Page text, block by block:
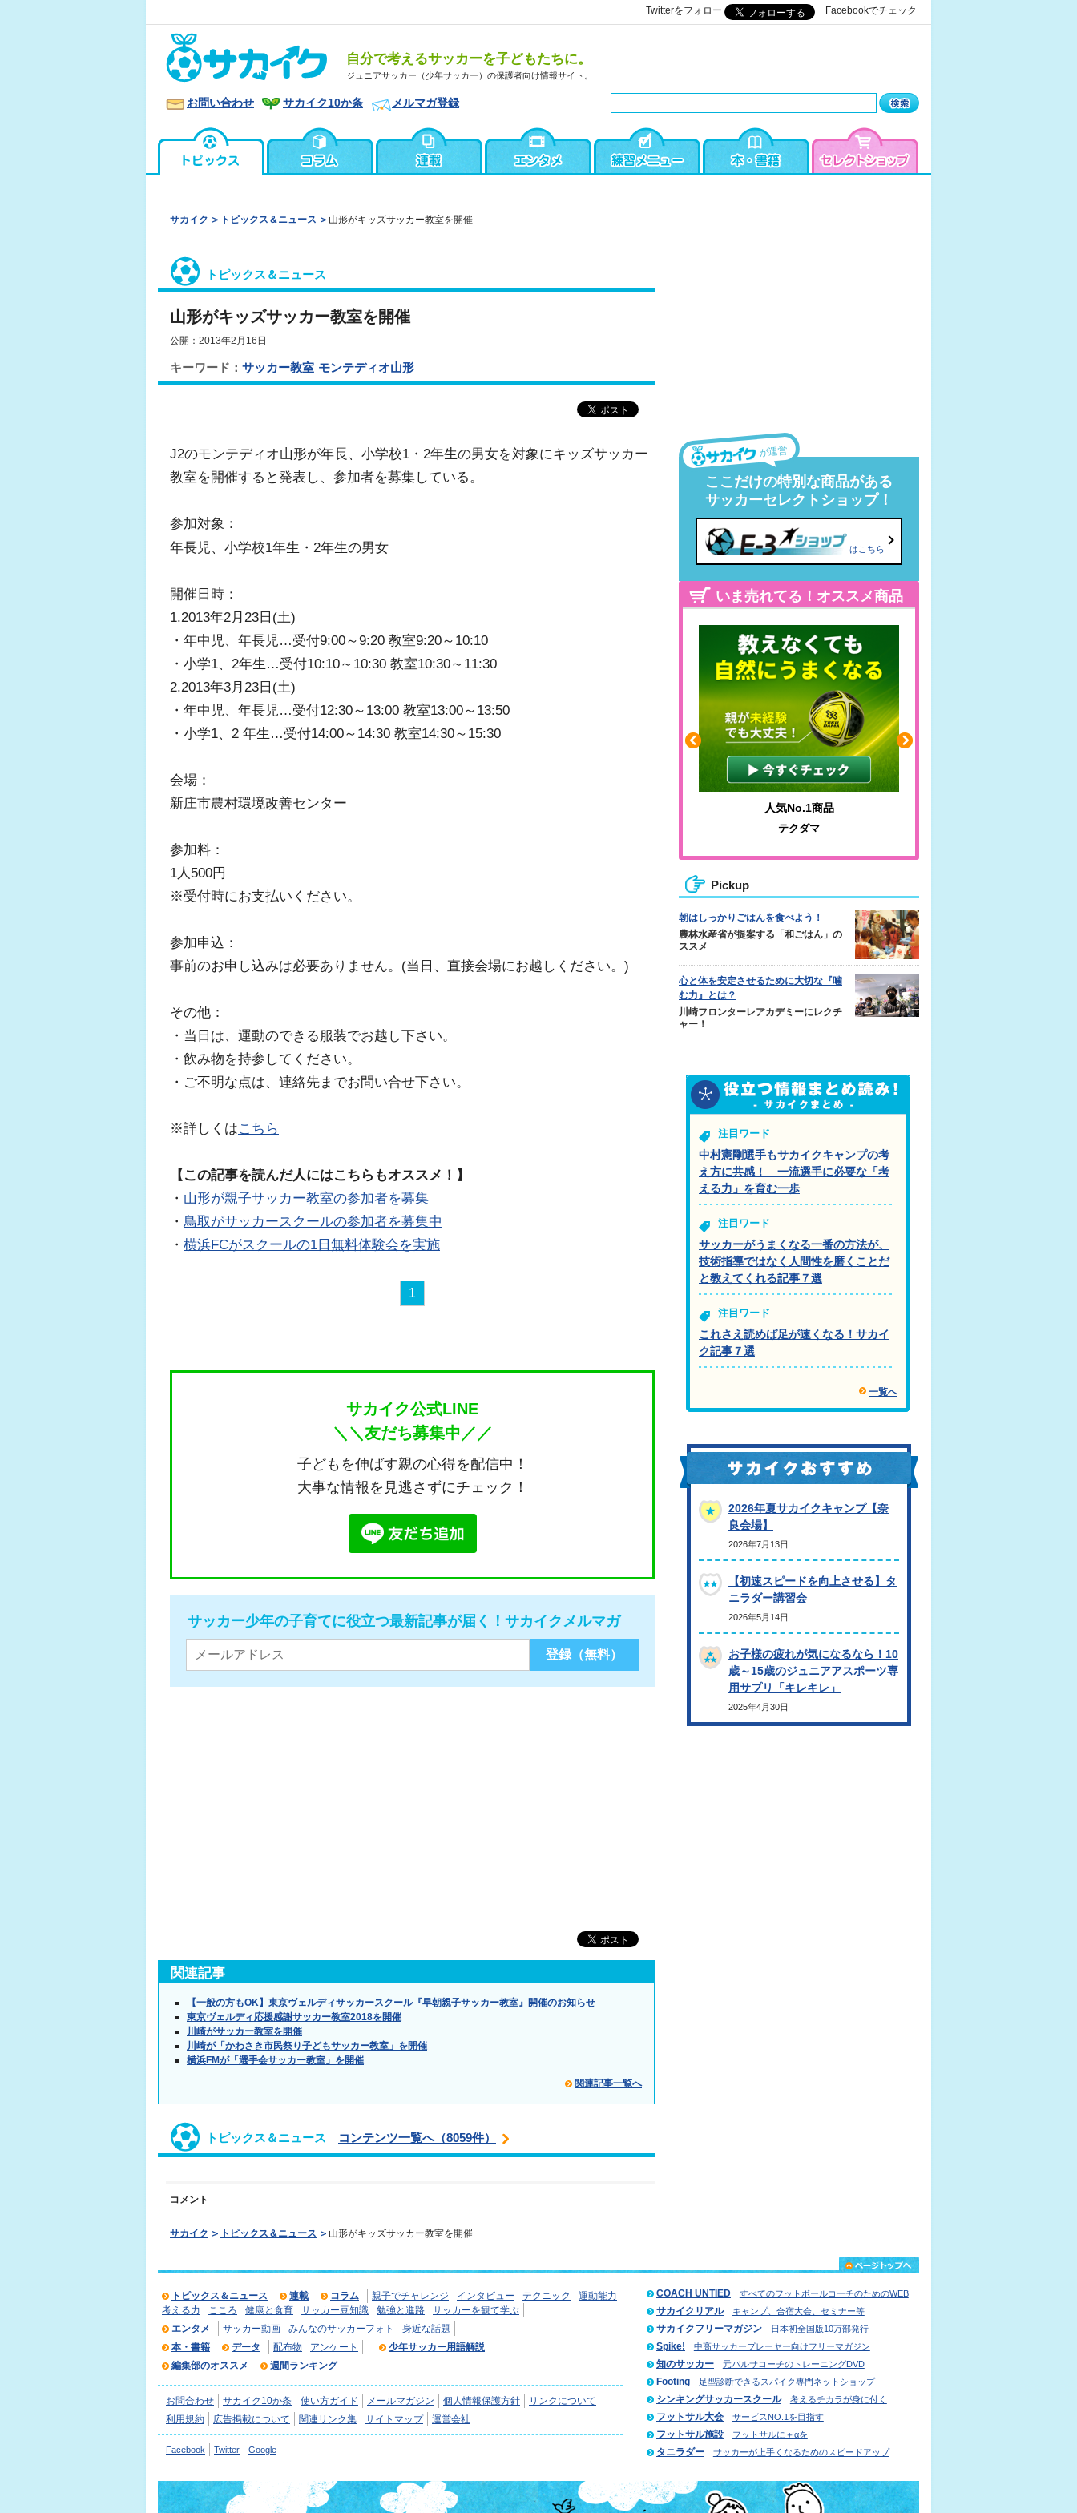
Twitterをフォロー Facebookでチェック
自分で考えるサッカーを子どもたちに。
ジュニアサッカー（少年サッカー）の保護者向け情報サイト。
お問い合わせ サカイク10か条 メルマガ登録
サカイク トピックス＆ニュース 山形がキッズサッカー教室を開催
トピックス＆ニュース
山形がキッズサッカー教室を開催
公開：2013年2月16日
キーワード： サッカー教室 モンテディオ山形
J2のモンテディオ山形が年長、小学校1・2年生の男女を対象にキッズサッカー
教室を開催すると発表し、参加者を募集している。
参加対象：
年長児、小学校1年生・2年生の男女
開催日時：
1.2013年2月23日(土)
・年中児、年長児…受付9:00～9:20 教室9:20～10:10
・小学1、2年生…受付10:10～10:30 教室10:30～11:30
2.2013年3月23日(土)
・年中児、年長児…受付12:30～13:00 教室13:00～13:50
・小学1、2 年生…受付14:00～14:30 教室14:30～15:30
会場：
新庄市農村環境改善センター
参加料：
1人500円
※受付時にお支払いください。
参加申込：
事前のお申し込みは必要ありません。(当日、直接会場にお越しください。)
その他：
・当日は、運動のできる服装でお越し下さい。
・飲み物を持参してください。
・ご不明な点は、連絡先までお問い合せ下さい。
※詳しくはこちら
【この記事を読んだ人にはこちらもオススメ！】
・ 山形が親子サッカー教室の参加者を募集
・ 鳥取がサッカースクールの参加者を募集中
・ 横浜FCがスクールの1日無料体験会を実施
1
サカイク公式LINE
＼＼友だち募集中／／
子どもを伸ばす親の心得を配信中！
大事な情報を見逃さずにチェック！
サッカー少年の子育てに役立つ最新記事が届く！サカイクメルマガ
関連記事
【一般の方もOK】東京ヴェルディサッカースクール『早朝親子サッカー教室』開催のお知らせ
東京ヴェルディ応援感謝サッカー教室2018を開催
川崎がサッカー教室を開催
川崎が「かわさき市民祭り子どもサッカー教室」を開催
横浜FMが「選手会サッカー教室」を開催
関連記事一覧へ
トピックス＆ニュース コンテンツ一覧へ（8059件）
コメント
サカイク トピックス＆ニュース 山形がキッズサッカー教室を開催
が運営
ここだけの特別な商品がある
サッカーセレクトショップ！
はこちら
いま売れてる！オススメ商品
人気No.1商品
テクダマ
Pickup
朝はしっかりごはんを食べよう！
農林水産省が提案する「和ごはん」の
ススメ
心と体を安定させるために大切な『噛
む力』とは？
川崎フロンターレアカデミーにレクチ
ャー！
注目ワード
中村憲剛選手もサカイクキャンプの考
え方に共感！ 一流選手に必要な「考
える力」を育む一歩
注目ワード
サッカーがうまくなる一番の方法が、
技術指導ではなく人間性を磨くことだ
と教えてくれる記事７選
注目ワード
これさえ読めば足が速くなる！サカイ
ク記事７選
一覧へ
2026年夏サカイクキャンプ【奈
良会場】
2026年7月13日
【初速スピードを向上させる】タ
ニラダー講習会
2026年5月14日
お子様の疲れが気になるなら！10
歳～15歳のジュニアアスポーツ専
用サプリ「キレキレ」
2025年4月30日
トピックス＆ニュース 連載 コラム 親子でチャレンジ インタビュー テクニック
運動能力
考える力
こころ 健康と食育 サッカー豆知識 勉強と進路
サッカーを観て学ぶ
エンタメ
サッカー動画 みんなのサッカーフォト
身近な話題
本・書籍
データ 配布物 アンケート
少年サッカー用語解説
編集部のオススメ
週間ランキング
お問合わせ サカイク10か条 使い方ガイド メールマガジン 個人情報保護方針
リンクについて
利用規約
広告掲載について 関連リンク集 サイトマップ 運営会社
Facebook Twitter Google
COACH UNTIED すべてのフットボールコーチのためのWEB
サカイクリアル キャンプ、合宿大会、セミナー等
サカイクフリーマガジン 日本初全国版10万部発行
Spike! 中高サッカープレーヤー向けフリーマガジン
知のサッカー 元バルサコーチのトレーニングDVD
Footing 足型診断できるスパイク専門ネットショップ
シンキングサッカースクール 考えるチカラが身に付く
フットサル大会 サービスNO.1を目指す
フットサル施設 フットサルに＋αを
タニラダー サッカーが上手くなるためのスピードアップ